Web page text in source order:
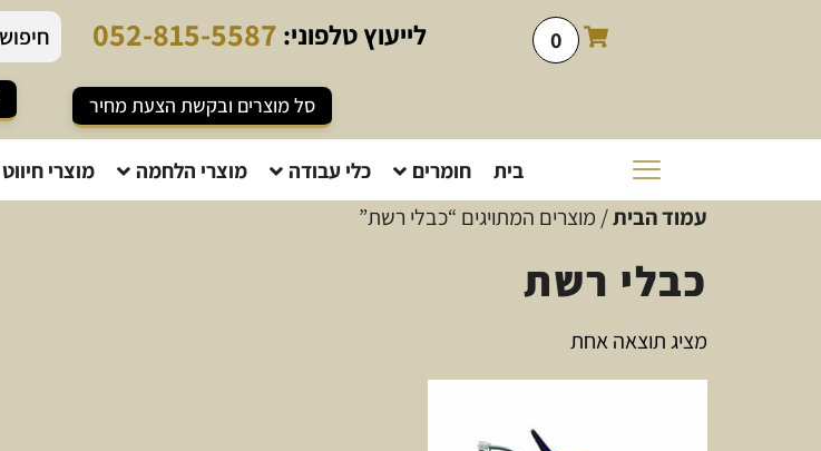
0 לייעוץטלפוני: 052-815-5587
סל מוצרים ובקשת הצעת מחיר
בית חומרים כלי עבודה מוצרי הלחמה מוצרי חיווט
עמוד הבית/ מוצרים המתויגים “כבלי רשת”
כבלי רשת
מציג תוצאה אחת